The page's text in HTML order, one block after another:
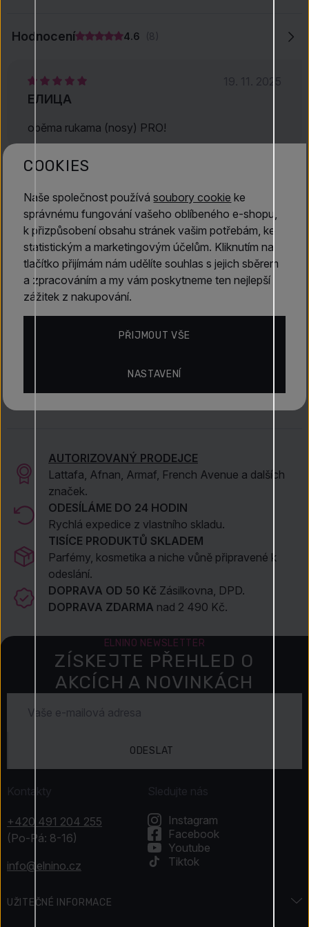
podmanivou hloubkou a chtějí vůni odrážející jejich
Hodnocení 4.6 (8)
ЕЛИЦА
oběma rukama (nosy) PRO!
Hezky voní
Objevte více
Guerlain
AUTORIZOVANÝ PRODEJCE
Lattafa, Afnan, Armaf, French Avenue a dalších
značek.
ODESÍLÁME DO 24 HODIN
Rychlá expedice z vlastního skladu.
TISÍCE PRODUKTŮ SKLADEM
Parfémy, kosmetika a niche vůně připravené k
odeslání.
DOPRAVA OD 50 Kč Zásilkovna, DPD.
DOPRAVA ZDARMA nad 2 490 Kč.
ELNINO NEWSLETTER
ZÍSKEJTE PŘEHLED O
AKCÍCH A NOVINKÁCH
ODESLAT
Kontakty
+420 491 204 255
(Po-Pá: 8-16)
info@elnino.cz
UŽITEČNÉ INFORMACE
Sledujte nás
Instagram
Facebook
Youtube
Tiktok
COOKIES
Naše společnost používásoubory cookie ke
správnému fungování vašeho oblíbeného e-shopu,
k přizpůsobení obsahu stránek vašim potřebám, ke
statistickým a marketingovým účelům. Kliknutím na
tlačítko přijímám nám udělíte souhlas s jejich sběrem
a zpracováním a my vám poskytneme ten nejlepší
zážitek z nakupování.
NASTAVENÍ
PŘIJMOUT VŠE